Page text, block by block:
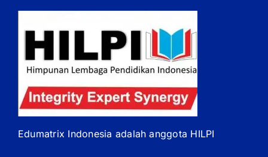
Edumatrix Indonesia adalah anggota HILPI